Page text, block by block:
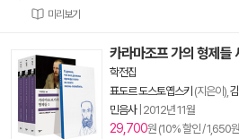
미리보기
카라마조프 가의 형제들
학전집
표도르 도스토옙스키 (지은이),
민음사| 2012년 11월
29,700원 (10% 할인 / 1,650